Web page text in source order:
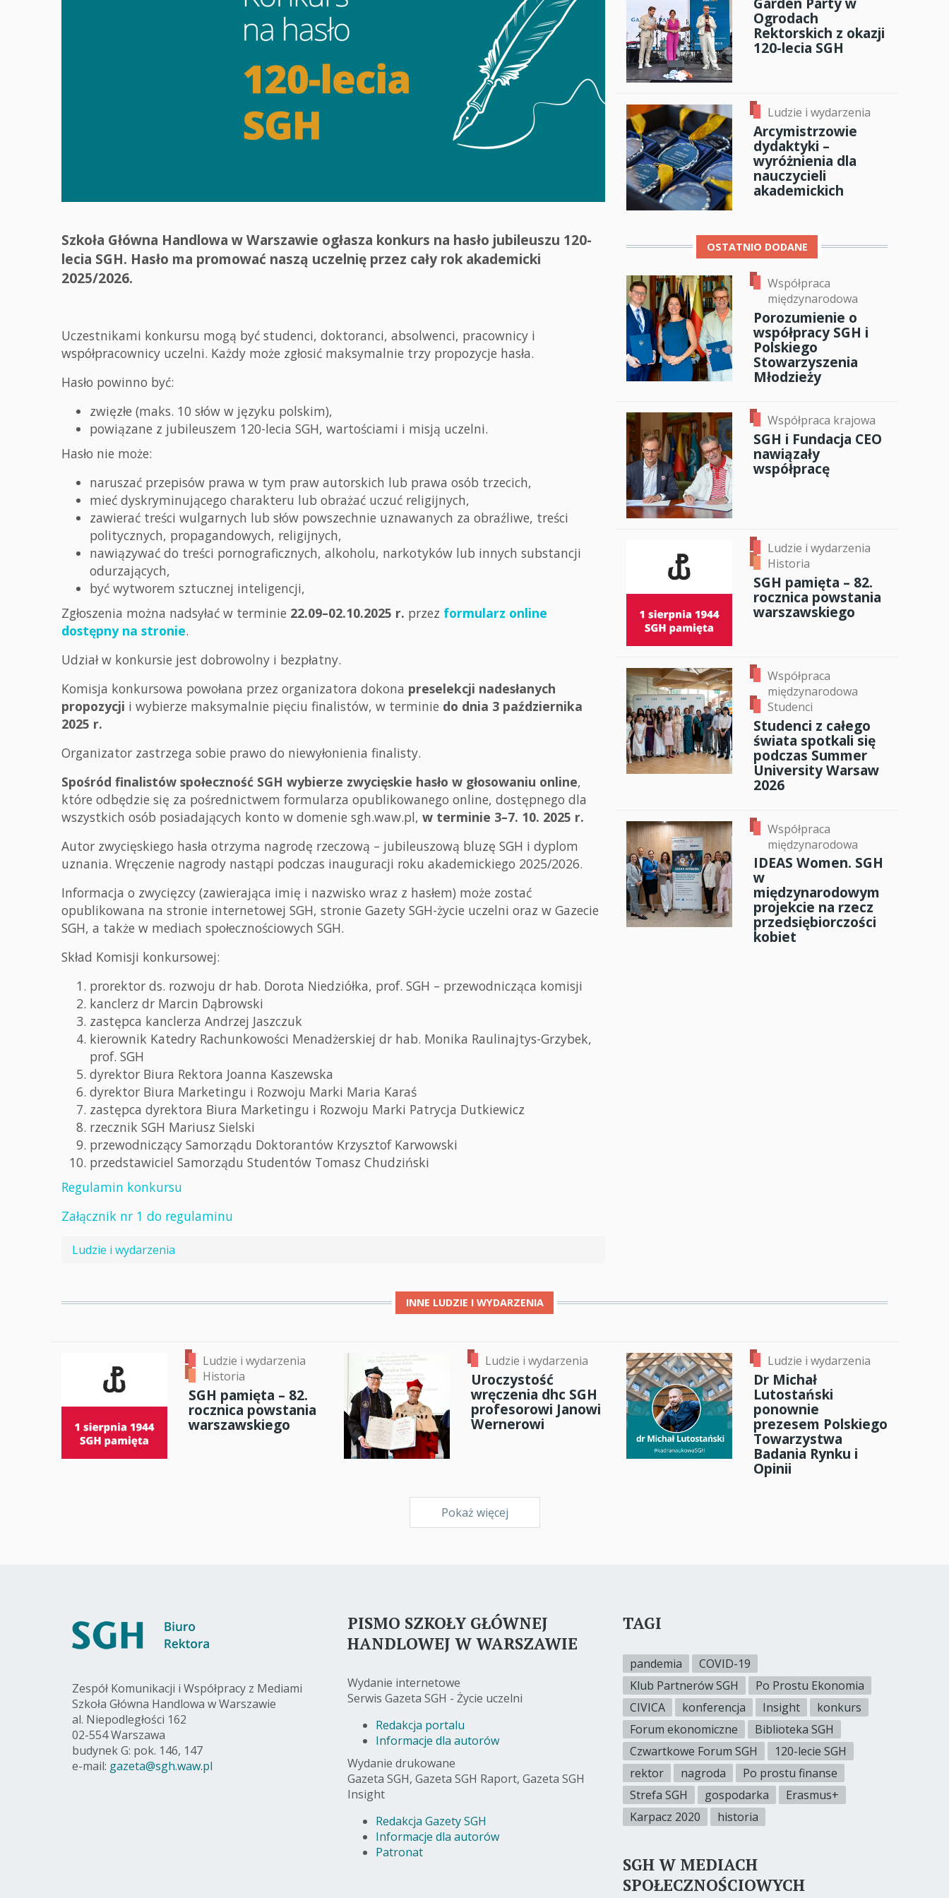
Studenci i doktoranci
Współpraca międzynarodowa
Współpraca z otoczeniem
Szkoła Główna Handlowa w Warszawie ogłasza konkurs na hasło jubileuszu 120-
lecia SGH. Hasło ma promować naszą uczelnię przez cały rok akademicki
2025/2026.
Uczestnikami konkursu mogą być studenci, doktoranci, absolwenci, pracownicy i
współpracownicy uczelni. Każdy może zgłosić maksymalnie trzy propozycje hasła.
Hasło powinno być:
zwięzłe (maks. 10 słów w języku polskim),
powiązane z jubileuszem 120-lecia SGH, wartościami i misją uczelni.
Hasło nie może:
naruszać przepisów prawa w tym praw autorskich lub prawa osób trzecich,
mieć dyskryminującego charakteru lub obrażać uczuć religijnych,
zawierać treści wulgarnych lub słów powszechnie uznawanych za obraźliwe, treści
politycznych, propagandowych, religijnych,
nawiązywać do treści pornograficznych, alkoholu, narkotyków lub innych substancji
odurzających,
być wytworem sztucznej inteligencji,
Zgłoszenia można nadsyłać w terminie 22.09–02.10.2025 r. przez formularz online
dostępny na stronie.
Udział w konkursie jest dobrowolny i bezpłatny.
Komisja konkursowa powołana przez organizatora dokona preselekcji nadesłanych
propozycji i wybierze maksymalnie pięciu finalistów, w terminie do dnia 3 października
2025 r.
Organizator zastrzega sobie prawo do niewyłonienia finalisty.
Spośród finalistów społeczność SGH wybierze zwycięskie hasło w głosowaniu online,
które odbędzie się za pośrednictwem formularza opublikowanego online, dostępnego dla
wszystkich osób posiadających konto w domenie sgh.waw.pl, w terminie 3–7. 10. 2025 r.
Autor zwycięskiego hasła otrzyma nagrodę rzeczową – jubileuszową bluzę SGH i dyplom
uznania. Wręczenie nagrody nastąpi podczas inauguracji roku akademickiego 2025/2026.
Informacja o zwycięzcy (zawierająca imię i nazwisko wraz z hasłem) może zostać
opublikowana na stronie internetowej SGH, stronie Gazety SGH-życie uczelni oraz w Gazecie
SGH, a także w mediach społecznościowych SGH.
Skład Komisji konkursowej:
prorektor ds. rozwoju dr hab. Dorota Niedziółka, prof. SGH – przewodnicząca komisji
kanclerz dr Marcin Dąbrowski
zastępca kanclerza Andrzej Jaszczuk
kierownik Katedry Rachunkowości Menadżerskiej dr hab. Monika Raulinajtys-Grzybek,
prof. SGH
dyrektor Biura Rektora Joanna Kaszewska
dyrektor Biura Marketingu i Rozwoju Marki Maria Karaś
zastępca dyrektora Biura Marketingu i Rozwoju Marki Patrycja Dutkiewicz
rzecznik SGH Mariusz Sielski
przewodniczący Samorządu Doktorantów Krzysztof Karwowski
przedstawiciel Samorządu Studentów Tomasz Chudziński
Regulamin konkursu
Załącznik nr 1 do regulaminu
Ludzie i wydarzenia
Ogrodach
Rektorskich z okazji
120-lecia SGH
Ludzie i wydarzenia
Arcymistrzowie
dydaktyki –
wyróżnienia dla
nauczycieli
akademickich
OSTATNIO DODANE
Współpraca
międzynarodowa
Porozumienie o
współpracy SGH i
Polskiego
Stowarzyszenia
Młodzieży
Współpraca krajowa
SGH i Fundacja CEO
nawiązały
współpracę
Ludzie i wydarzenia
Historia
SGH pamięta – 82.
rocznica powstania
warszawskiego
Współpraca
międzynarodowa
Studenci
Studenci z całego
świata spotkali się
podczas Summer
University Warsaw
2026
Współpraca
międzynarodowa
IDEAS Women. SGH
w
międzynarodowym
projekcie na rzecz
przedsiębiorczości
kobiet
INNE LUDZIE I WYDARZENIA
Ludzie i wydarzenia
Historia
SGH pamięta – 82.
rocznica powstania
warszawskiego
Ludzie i wydarzenia
Uroczystość
wręczenia dhc SGH
profesorowi Janowi
Wernerowi
Ludzie i wydarzenia
Dr Michał
Lutostański
ponownie
prezesem Polskiego
Towarzystwa
Badania Rynku i
Opinii
Pokaż więcej
Zespół Komunikacji i Współpracy z Mediami
Szkoła Główna Handlowa w Warszawie
al. Niepodległości 162
02-554 Warszawa
budynek G: pok. 146, 147
e-mail: gazeta@sgh.waw.pl
PISMO SZKOŁY GŁÓWNEJ
HANDLOWEJ W WARSZAWIE
Wydanie internetowe
Serwis Gazeta SGH - Życie uczelni
Redakcja portalu
Informacje dla autorów
Wydanie drukowane
Gazeta SGH, Gazeta SGH Raport, Gazeta SGH
Insight
Redakcja Gazety SGH
Informacje dla autorów
Patronat
TAGI
pandemia
COVID-19
Klub Partnerów SGH
Po Prostu Ekonomia
CIVICA
konferencja Insight
konkurs
Forum ekonomiczne
Biblioteka SGH
Czwartkowe Forum SGH
120-lecie SGH
rektor
nagroda
Po prostu finanse
Strefa SGH
gospodarka
Erasmus+
Karpacz 2020
historia
SGH W MEDIACH
SPOŁECZNOŚCIOWYCH